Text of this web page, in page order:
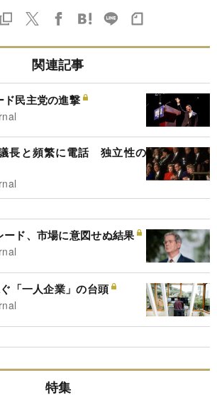
関連記事
ド民主党の進撃
長と頻繁に電話 独立性の
ド、市場に意図せぬ結果
「一人企業」の台頭
特集